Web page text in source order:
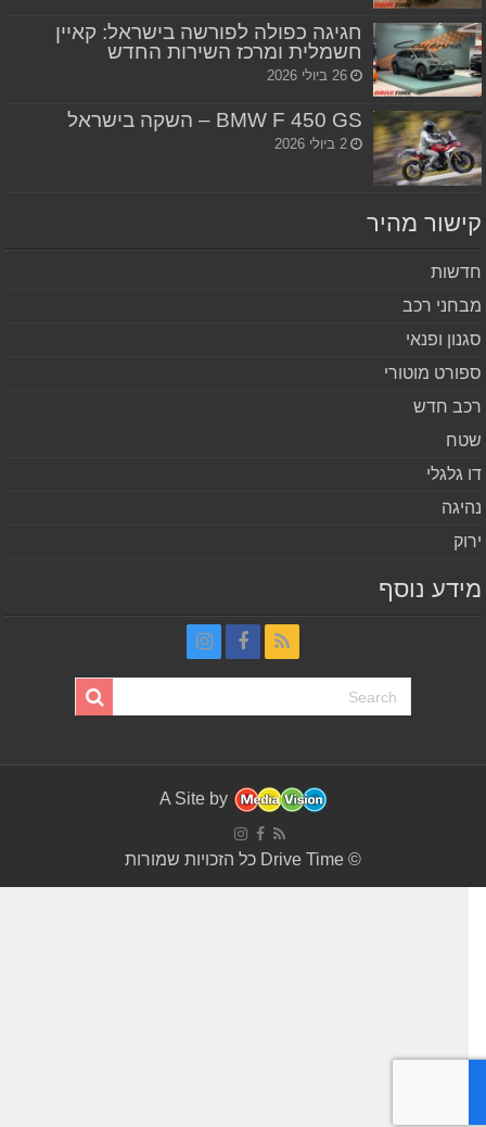
חגיגה כפולה לפורשה בישראל: קאיין
חשמלית ומרכז השירות החדש
26 ביולי 2026
BMW F 450 GS – השקה בישראל
2 ביולי 2026
מהיר
רכב
ופנאי
מוטורי
חדש
גלגלי
נוסף
A Site by